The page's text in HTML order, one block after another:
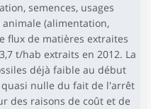
semences, usages
(alimentation,
flux de matières extraites
t/hab extraits en 2012. La
déjà faible au début
nulle du fait de l'arrêt
des raisons de coût et de